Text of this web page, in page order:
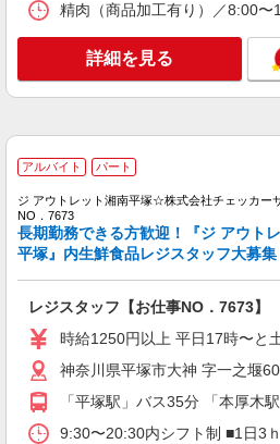
オリンピック 平塚店
ベーカリースタッ
メインのお仕事で
時給1,225円
キープ
パート
オリンピック 平塚店
スーパーのレジスタ
時給1,225円
神奈川県平塚市代
キープ
パート
オリンピック 平塚店
精肉（商品加工有り）／8:00
詳細を見る
アルバイト パート
ジ アウトレット湘南平塚☆株式会社チェッカー
NO．7673
長期勤務できる方歓迎！『ジ アウト
平塚』内生鮮食品レジスタッフ大募集
レジスタッフ【お仕事NO．7673】
時給1250円以上 平日17時〜と
神奈川県平塚市大神 字一之堰
「平塚駅」バス35分 「本厚木
9:30〜20:30内シフト制 ■1日3